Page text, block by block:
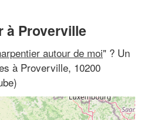
à Proverville
autour de moi" ? Un
à Proverville, 10200